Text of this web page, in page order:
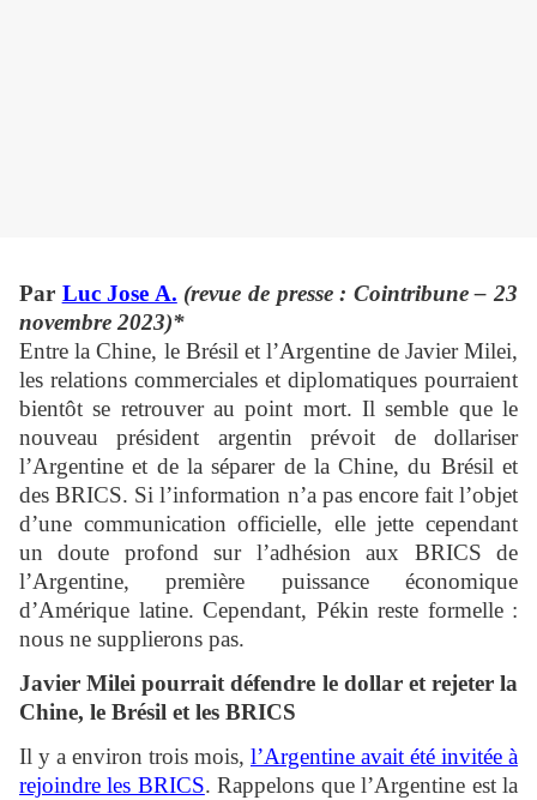
Par Luc Jose A. (revue de presse : Cointribune – 23
novembre 2023)*
Entre la Chine, le Brésil et l’Argentine de Javier Milei,
les relations commerciales et diplomatiques pourraient
bientôt se retrouver au point mort. Il semble que le
nouveau président argentin prévoit de dollariser
l’Argentine et de la séparer de la Chine, du Brésil et
des BRICS. Si l’information n’a pas encore fait l’objet
d’une communication officielle, elle jette cependant
un doute profond sur l’adhésion aux BRICS de
l’Argentine, première puissance économique
d’Amérique latine. Cependant, Pékin reste formelle :
nous ne supplierons pas.
Javier Milei pourrait défendre le dollar et rejeter la
Chine, le Brésil et les BRICS
Il y a environ trois mois, l’Argentine avait été invitée à
rejoindre les BRICS. Rappelons que l’Argentine est la